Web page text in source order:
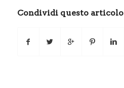
Condividi questo articolo